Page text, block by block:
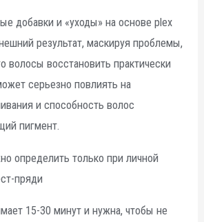
добавки и «уходы» на основе plex
результат, маскируя проблемы,
волосы восстановить практически
серьезно повлиять на
и способность волос
пигмент.
определить только при личной
пряди
15-30 минут и нужна, чтобы не